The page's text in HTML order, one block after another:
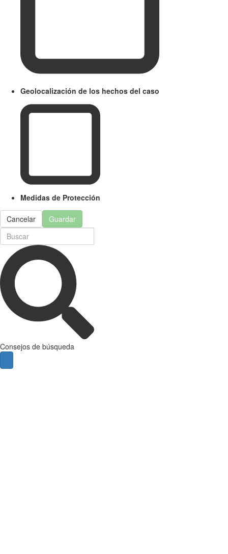
Geolocalización de los hechos del caso
Medidas de Protección
Cancelar Guardar
Consejos de búsqueda